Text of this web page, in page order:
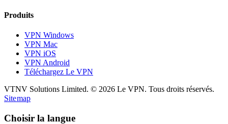
Produits
VPN Windows
VPN Mac
VPN iOS
VPN Android
Téléchargez Le VPN
VTNV Solutions Limited. © 2026 Le VPN. Tous droits réservés.
Sitemap
Choisir la langue